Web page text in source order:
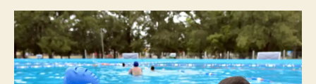
acuáticos
que
ofrece
el
Municipio